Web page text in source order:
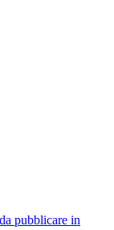
pubblicare in